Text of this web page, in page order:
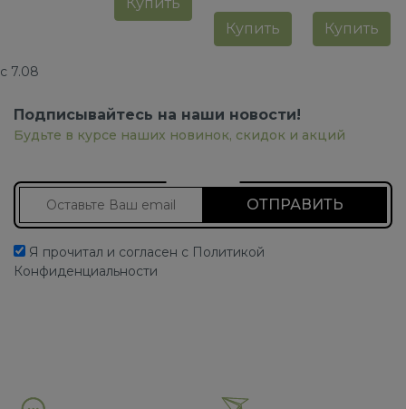
Купить Купить
с 7.08
Подписывайтесь на наши новости!
Будьте в курсе наших новинок, скидок и акций
Я прочитал и согласен с Политикой
Конфиденциальности